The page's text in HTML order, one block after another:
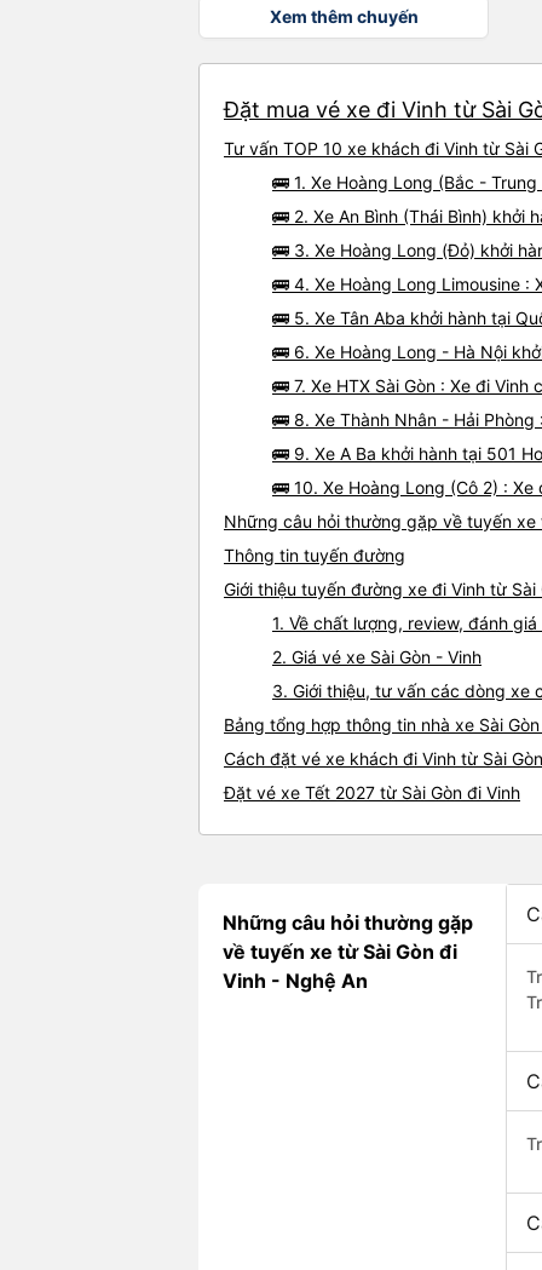
Xem thêm chuyến
Đặt mua vé xe đi Vinh từ Sài
Tư vấn TOP 10 xe khách đi Vinh từ
🚌 1. Xe Hoàng Long (Bắc -
🚌 2. Xe An Bình (Thái Bình) khởi
🚌 3. Xe Hoàng Long (Đỏ) khởi
🚌 4. Xe Hoàng Long Limousine :
🚌 5. Xe Tân Aba khởi hành tại
🚌 6. Xe Hoàng Long - Hà Nội
🚌 7. Xe HTX Sài Gòn : Xe đi
🚌 8. Xe Thành Nhân - Hải
🚌 9. Xe A Ba khởi hành tại 501
🚌 10. Xe Hoàng Long (Cô 2) : Xe
Những câu hỏi thường gặp về tuyến xe
Thông tin tuyến đường
Giới thiệu tuyến đường xe đi Vinh từ Sài
1. Về chất lượng, review, đánh giá
2. Giá vé xe Sài Gòn - Vinh
3. Giới thiệu, tư vấn các dòng xe
Bảng tổng hợp thông tin nhà xe Sài Gòn
Cách đặt vé xe khách đi Vinh từ Sài
Đặt vé xe Tết 2027 từ Sài Gòn đi Vinh
Những câu hỏi thường gặp
về tuyến xe từ Sài Gòn đi
Vinh - Nghệ An